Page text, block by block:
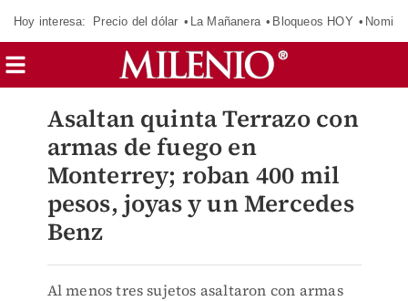
Hoy interesa: Precio del dólar La Mañanera Bloqueos HOY
Asaltan quinta Terrazo con
armas de fuego en
Monterrey; roban 400 mil
pesos, joyas y un Mercedes
Benz
Al menos tres sujetos asaltaron con armas